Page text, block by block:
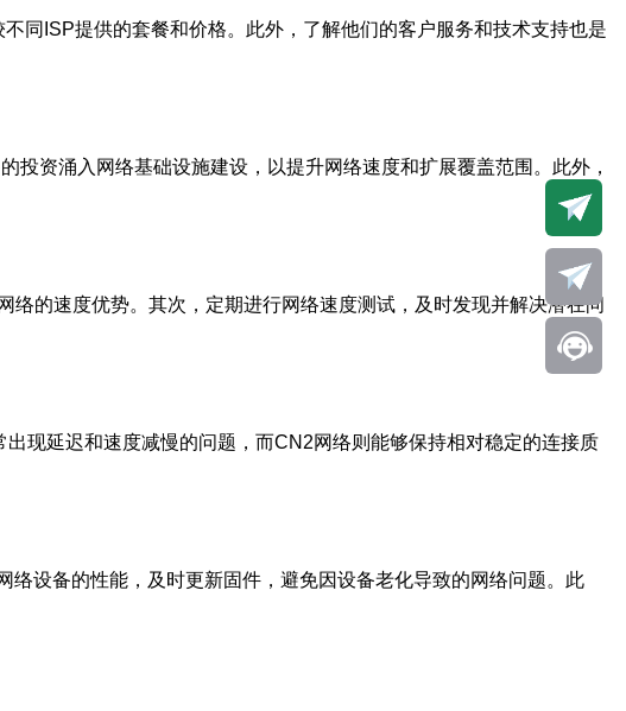
同ISP提供的套餐和价格。此外，了解他们的客户服务和技术支持也是
资涌入网络基础设施建设，以提升网络速度和扩展覆盖范围。此外，
的速度优势。其次，定期进行网络速度测试，及时发现并解决潜在问
现延迟和速度减慢的问题，而CN2网络则能够保持相对稳定的连接质
设备的性能，及时更新固件，避免因设备老化导致的网络问题。此